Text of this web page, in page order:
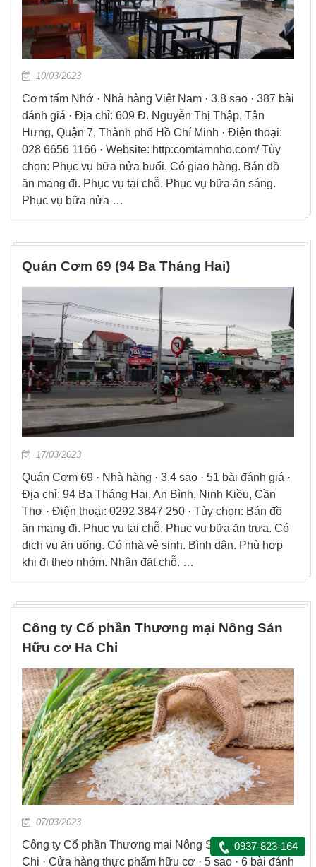
10/03/2023
Cơm tấm Nhớ · Nhà hàng Việt Nam · 3.8 sao · 387 bài
đánh giá · Địa chỉ: 609 Đ. Nguyễn Thị Thập, Tân
Hưng, Quận 7, Thành phố Hồ Chí Minh · Điện thoại:
028 6656 1166 · Website: http:comtamnho.com/ Tùy
chọn: Phục vụ bữa nửa buổi. Có giao hàng. Bán đồ
ăn mang đi. Phục vụ tại chỗ. Phục vụ bữa ăn sáng.
Phục vụ bữa nửa …
Quán Cơm 69 (94 Ba Tháng Hai)
17/03/2023
Quán Cơm 69 · Nhà hàng · 3.4 sao · 51 bài đánh giá ·
Địa chỉ: 94 Ba Tháng Hai, An Bình, Ninh Kiều, Cần
Thơ · Điện thoại: 0292 3847 250 · Tùy chọn: Bán đồ
ăn mang đi. Phục vụ tại chỗ. Phục vụ bữa ăn trưa. Có
dịch vụ ăn uống. Có nhà vệ sinh. Bình dân. Phù hợp
khi đi theo nhóm. Nhận đặt chỗ. …
Công ty Cổ phần Thương mại Nông Sản
Hữu cơ Ha Chi
07/03/2023
Công ty Cổ phần Thương mại Nông Sản Hữu cơ Ha
Chi · Cửa hàng thực phẩm hữu cơ · 5 sao · 6 bài đánh
0937-823-164